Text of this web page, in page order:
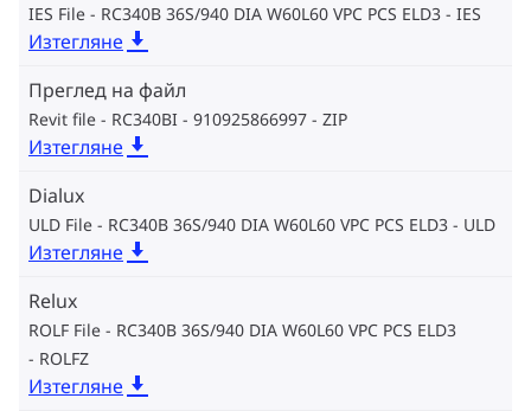
IES File - RC340B 36S/940 DIA W60L60 VPC PCS ELD3 IES
Изтегляне
Преглед на файл
Revit file - RC340BI - 910925866997 ZIP
Изтегляне
Dialux
ULD File - RC340B 36S/940 DIA W60L60 VPC PCS ELD3 ULD
Изтегляне
Relux
ROLF File - RC340B 36S/940 DIA W60L60 VPC PCS ELD3
ROLFZ
Изтегляне